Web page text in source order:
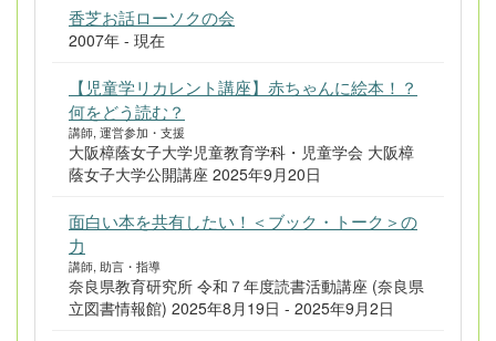
香芝お話ローソクの会
2007年 - 現在
【児童学リカレント講座】赤ちゃんに絵本！？
何をどう読む？
講師, 運営参加・支援
大阪樟蔭女子大学児童教育学科・児童学会 大阪樟
蔭女子大学公開講座 2025年9月20日
面白い本を共有したい！＜ブック・トーク＞の
力
講師, 助言・指導
奈良県教育研究所 令和７年度読書活動講座 (奈良県
立図書情報館) 2025年8月19日 - 2025年9月2日